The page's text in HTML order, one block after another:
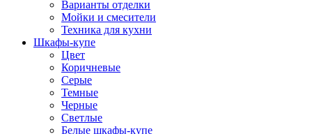
Варианты отделки
Мойки и смесители
Техника для кухни
Шкафы-купе
Цвет
Коричневые
Серые
Темные
Черные
Светлые
Белые шкафы-купе